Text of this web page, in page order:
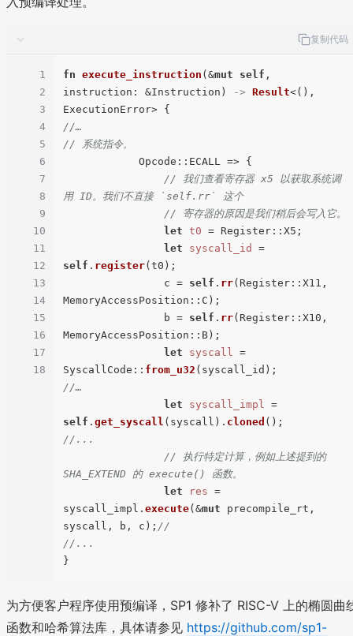
复制代码
1
2
3
4
5
6
7
8
9
10
11
12
13
14
15
16
17
18
fn execute_instruction (&mut self ,
instruction: &Instruction)
-> Result<(),
//…
// 系统指令。
// 我们查看寄存器 x5 以获取系统调
用 ID。我们不直接 `self.rr` 这个
// 寄存器的原因是我们稍后会写入它。
let t0 = Register::X5;
let
syscall_id
self . register(t0);
                c =
self . rr(Register::X11,
MemoryAccessPosition::C);
                b =
self . rr(Register::X10,
MemoryAccessPosition::B);
let
syscall
=
SyscallCode:: from_u32
//…
let
syscall_impl
self . get_syscall (syscall). cloned
//...
// 执行特定计算，例如上述提到的
SHA_EXTEND 的 execute() 函数。
let
res =
syscall_impl. execute(&mut precompile_rt,
syscall, b, c); //
//...
为方便客户程序使用预编译，SP1 修补了 RISC-V 上的椭圆曲
函数和哈希算法库，具体请参见 https://github.com/sp1-